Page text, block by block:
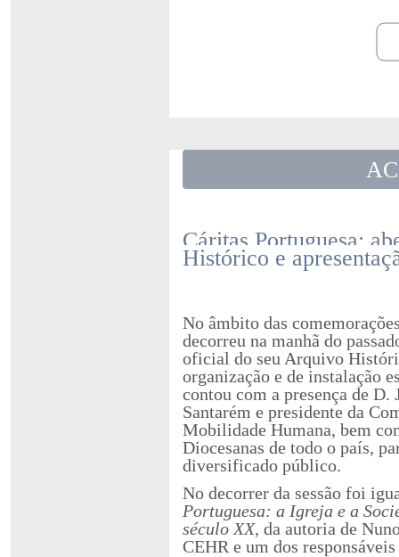
Cáritas Portuguesa:
Histórico e
No âmbito das
decorreu na manhã do
oficial do seu Arquivo
organização e de instalação
contou com a presença de D.
Santarém e presidente da
Mobilidade Humana, bem
Diocesanas de todo o país,
diversificado público.
No decorrer da sessão foi
Portuguesa: a Igreja e a
século XX, da autoria de
CEHR e um dos